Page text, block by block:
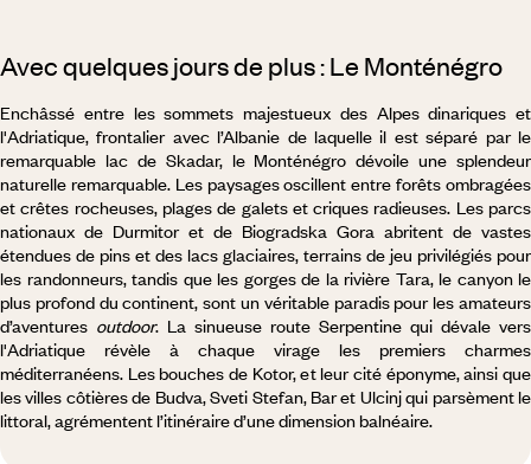
Avec quelques jours de plus : Le Monténégro
Enchâssé entre les sommets majestueux des Alpes dinariques et
l'Adriatique, frontalier avec l’Albanie de laquelle il est séparé par le
remarquable lac de Skadar, le Monténégro dévoile une splendeur
naturelle remarquable. Les paysages oscillent entre forêts ombragées
et crêtes rocheuses, plages de galets et criques radieuses. Les parcs
nationaux de Durmitor et de Biogradska Gora abritent de vastes
étendues de pins et des lacs glaciaires, terrains de jeu privilégiés pour
les randonneurs, tandis que les gorges de la rivière Tara, le canyon le
plus profond du continent, sont un véritable paradis pour les amateurs
d’aventures outdoor. La sinueuse route Serpentine qui dévale vers
l'Adriatique révèle à chaque virage les premiers charmes
méditerranéens. Les bouches de Kotor, et leur cité éponyme, ainsi que
les villes côtières de Budva, Sveti Stefan, Bar et Ulcinj qui parsèment le
littoral, agrémentent l’itinéraire d’une dimension balnéaire.